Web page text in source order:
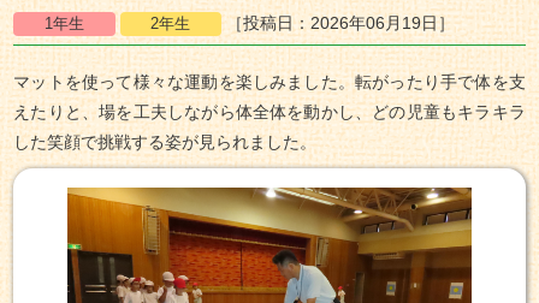
［投稿日：2026年06月19日］
マットを使って様々な運動を楽しみました。転がったり手で体を支
えたりと、場を工夫しながら体全体を動かし、どの児童もキラキラ
した笑顔で挑戦する姿が見られました。